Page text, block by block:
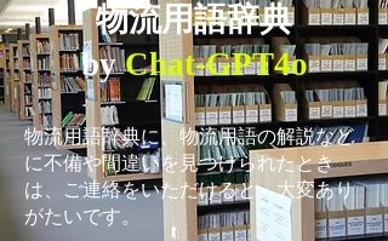
物流用語辞典
byChat-GPT4o
物流用語辞典に、物流用語の解説など
に不備や間違いを見つけられたとき
は、ご連絡をいただけると、大変あり
がたいです。